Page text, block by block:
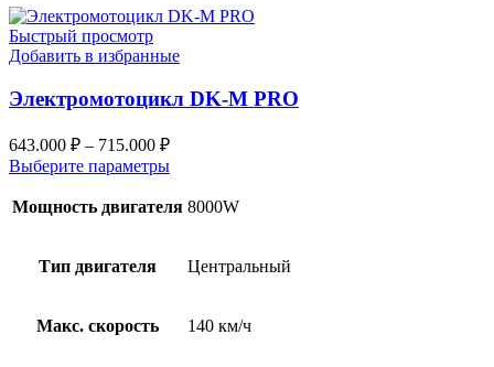
Быстрый просмотр
Добавить в избранные
Электромотоцикл DK-M PRO
643.000 ₽ – 715.000 ₽
Выберите параметры
Мощность двигателя 8000W
Тип двигателя Центральный
Макс. скорость 140 км/ч